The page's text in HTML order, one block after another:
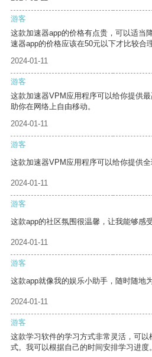
游客
这款加速器app的价格有点贵，可以适当
速器app的价格应该在50元以下才比较合理
2024-01-11
游客
这款加速器VPM应用程序可以给你提供
助你在网络上自由移动。
2024-01-11
游客
这款加速器VPM应用程序可以给你提供全
2024-01-11
游客
这款app的社区氛围很温馨，让我能够感
2024-01-11
游客
这款app就像我的娱乐小助手，随时随地
2024-01-11
游客
这款学习软件的学习方式非常灵活，可
式。我可以根据自己的时间安排学习进度。